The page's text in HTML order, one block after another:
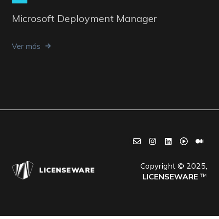
Microsoft Deployment Manager
Ver más
Copyright © 2025,
LICENSEWARE ™